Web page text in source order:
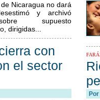
Nicaragua no dará
y archivó
supuesto
dirigidas...
con
el sector